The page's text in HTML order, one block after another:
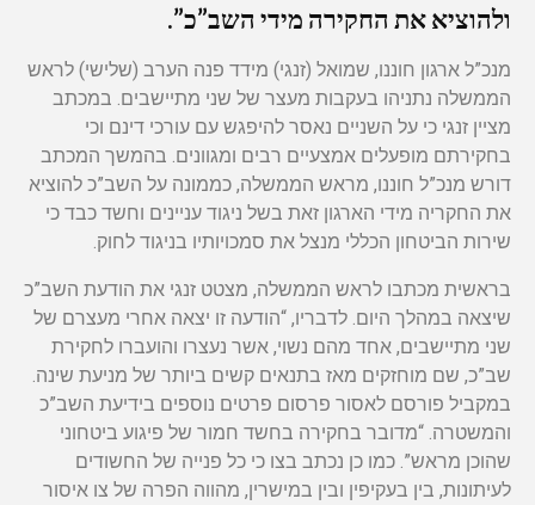
ולהוציא את החקירה מידי השב”כ”.
מנכ”ל ארגון חוננו, שמואל (זנגי) מידד פנה הערב (שלישי) לראש
הממשלה נתניהו בעקבות מעצר של שני מתיישבים. במכתב
מציין זנגי כי על השניים נאסר להיפגש עם עורכי דינם וכי
בחקירתם מופעלים אמצעיים רבים ומגוונים. בהמשך המכתב
דורש מנכ”ל חוננו, מראש הממשלה, כממונה על השב”כ להוציא
את החקריה מידי הארגון זאת בשל ניגוד עניינים וחשד כבד כי
שירות הביטחון הכללי מנצל את סמכויותיו בניגוד לחוק.
בראשית מכתבו לראש הממשלה, מצטט זנגי את הודעת השב”כ
שיצאה במהלך היום. לדבריו, “הודעה זו יצאה אחרי מעצרם של
שני מתיישבים, אחד מהם נשוי, אשר נעצרו והועברו לחקירת
שב”כ, שם מוחזקים מאז בתנאים קשים ביותר של מניעת שינה.
במקביל פורסם לאסור פרסום פרטים נוספים בידיעת השב”כ
והמשטרה. “מדובר בחקירה בחשד חמור של פיגוע ביטחוני
שהוכן מראש”. כמו כן נכתב בצו כי כל פנייה של החשודים
לעיתונות, בין בעקיפין ובין במישרין, מהווה הפרה של צו איסור